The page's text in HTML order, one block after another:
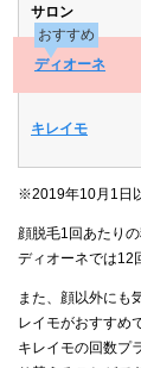
サロン
おすすめ
ディオーネ
キレイモ
※2019年10月1日
顔脱毛1回あたり
ディオーネでは12
また、顔以外にも
レイモがおすすめ
キレイモの回数プ